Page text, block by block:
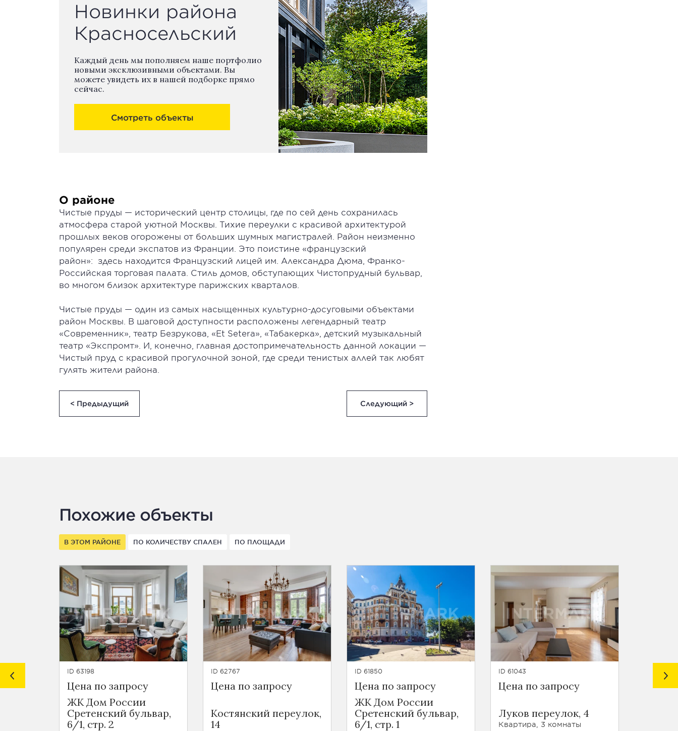
Новинки района
Красносельский
Каждый день мы пополняем наше портфолио
новыми эксклюзивными объектами. Вы
можете увидеть их в нашей подборке прямо
сейчас.
Смотреть объекты
О районе
Чистые пруды — исторический центр столицы, где по сей день сохранилась
атмосфера старой уютной Москвы. Тихие переулки с красивой архитектурой
прошлых веков огорожены от больших шумных магистралей. Район неизменно
популярен среди экспатов из Франции. Это поистине «французский
район»: здесь находится Французский лицей им. Александра Дюма, Франко-
Российская торговая палата. Стиль домов, обступающих Чистопрудный бульвар,
во многом близок архитектуре парижских кварталов.
Чистые пруды — один из самых насыщенных культурно-досуговыми объектами
район Москвы. В шаговой доступности расположены легендарный театр
«Современник», театр Безрукова, «Et Setera», «Табакерка», детский музыкальный
театр «Экспромт». И, конечно, главная достопримечательность данной локации —
Чистый пруд с красивой прогулочной зоной, где среди тенистых аллей так любят
гулять жители района.
< Предыдущий Следующий >
Похожие объекты
В ЭТОМ РАЙОНЕ ПО КОЛИЧЕСТВУ СПАЛЕН ПО ПЛОЩАДИ
ID 63198
Цена по запросу
ЖК Дом России
Сретенский бульвар,
6/1, стр. 2
ID 62767
Цена по запросу
Костянский переулок,
14
ID 61850
Цена по запросу
ЖК Дом России
Сретенский бульвар,
6/1, стр. 1
ID 61043
Цена по запросу
Луков переулок, 4
Квартира, 3 комнаты
ID 60930
Цена